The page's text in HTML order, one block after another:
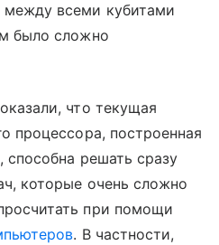
всеми кубитами
было сложно
что текущая
процессора, построенная
способна решать сразу
которые очень сложно
при помощи
. В частности,